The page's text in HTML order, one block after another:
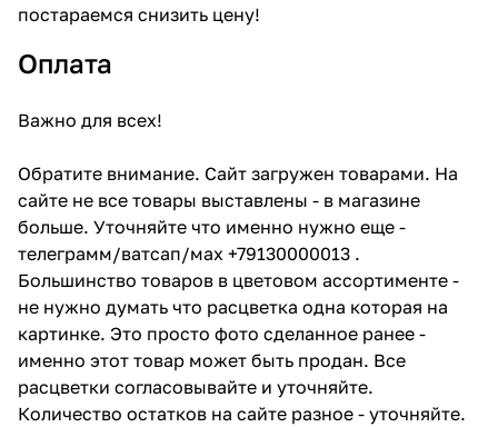
постараемся снизить цену!
Оплата
Важно для всех!
Обратите внимание. Сайт загружен товарами. На
сайте не все товары выставлены - в магазине
больше. Уточняйте что именно нужно еще -
телеграмм/ватсап/мах +79130000013 .
Большинство товаров в цветовом ассортименте -
не нужно думать что расцветка одна которая на
картинке. Это просто фото сделанное ранее -
именно этот товар может быть продан. Все
расцветки согласовывайте и уточняйте.
Количество остатков на сайте разное - уточняйте.